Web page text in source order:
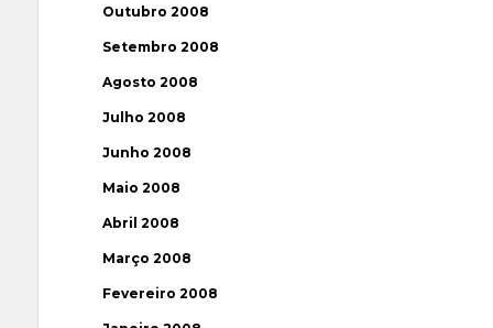
Outubro 2008
Setembro 2008
Agosto 2008
Julho 2008
Junho 2008
Maio 2008
Abril 2008
Março 2008
Fevereiro 2008